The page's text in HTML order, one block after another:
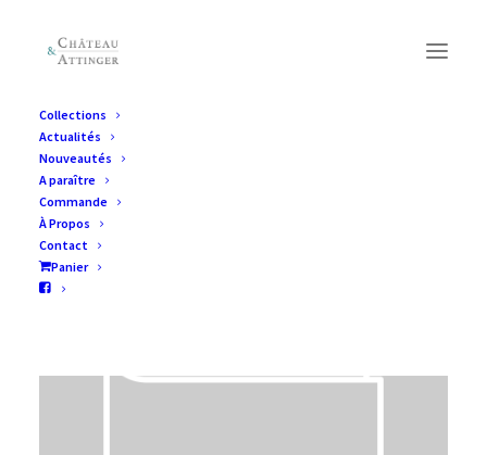
Collections
Actualités
Nouveautés
A paraître
Commande
À Propos
Contact
Panier